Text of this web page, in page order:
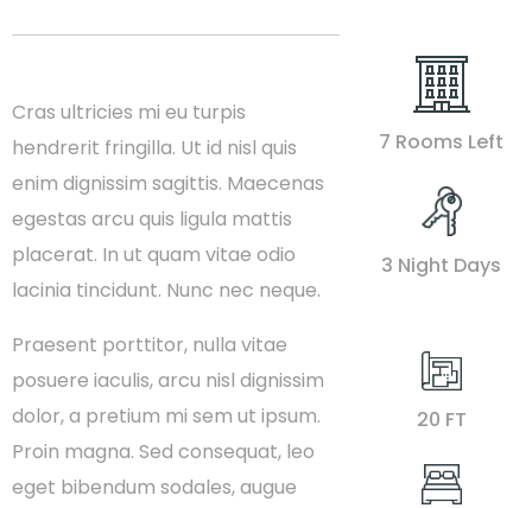
Cras ultricies mi eu turpis
hendrerit fringilla. Ut id nisl quis
enim dignissim sagittis. Maecenas
egestas arcu quis ligula mattis
placerat. In ut quam vitae odio
lacinia tincidunt. Nunc nec neque.
Praesent porttitor, nulla vitae
posuere iaculis, arcu nisl dignissim
dolor, a pretium mi sem ut ipsum.
Proin magna. Sed consequat, leo
eget bibendum sodales, augue
7 Rooms Left
3 Night Days
20 FT